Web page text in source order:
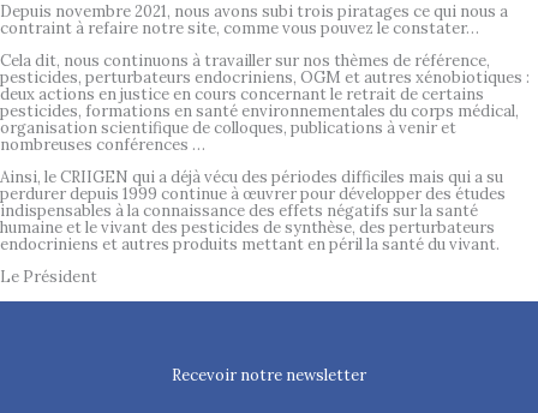
Depuis novembre 2021, nous avons subi trois piratages ce qui nous a
contraint à refaire notre site, comme vous pouvez le constater…
Cela dit, nous continuons à travailler sur nos thèmes de référence,
pesticides, perturbateurs endocriniens, OGM et autres xénobiotiques :
deux actions en justice en cours concernant le retrait de certains
pesticides, formations en santé environnementales du corps médical,
organisation scientifique de colloques, publications à venir et
nombreuses conférences …
Ainsi, le CRIIGEN qui a déjà vécu des périodes difficiles mais qui a su
perdurer depuis 1999 continue à œuvrer pour développer des études
indispensables à la connaissance des effets négatifs sur la santé
humaine et le vivant des pesticides de synthèse, des perturbateurs
endocriniens et autres produits mettant en péril la santé du vivant.
Le Président
Recevoir notre newsletter